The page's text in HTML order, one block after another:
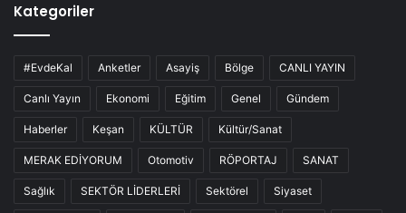
Kategoriler
#EvdeKal Anketler Asayiş Bölge CANLI YAYIN
Canlı Yayın Ekonomi Eğitim Genel Gündem
Haberler Keşan KÜLTÜR Kültür/Sanat
MERAK EDİYORUM Otomotiv RÖPORTAJ SANAT
Sağlık SEKTÖR LİDERLERİ Sektörel Siyaset